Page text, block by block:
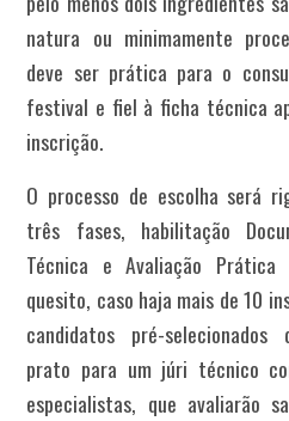
natura ou minimamente
deve ser prática para o
festival e fiel à ficha técnica
inscrição.
O processo de escolha será
três fases, habilitação
Técnica eAvaliação Prática
quesito, caso haja mais de 10
candidatos pré-
prato para um júri técnico
especialistas, que avaliarão